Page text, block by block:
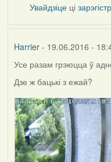
Увайдзіце ці
Harrier- 19.06.2016 -
Усе разам грэюцца ў
Дзе ж бацькі з ежай?